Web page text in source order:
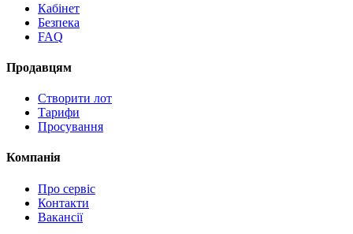
Кабінет
Безпека
FAQ
Продавцям
Створити лот
Тарифи
Просування
Компанія
Про сервіс
Контакти
Вакансії